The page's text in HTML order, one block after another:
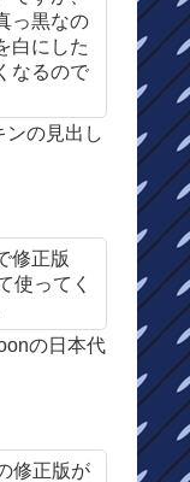
っ黒なの
白にした
なるので
ンの見出し
修正版
使ってく
の日本代
修正版が